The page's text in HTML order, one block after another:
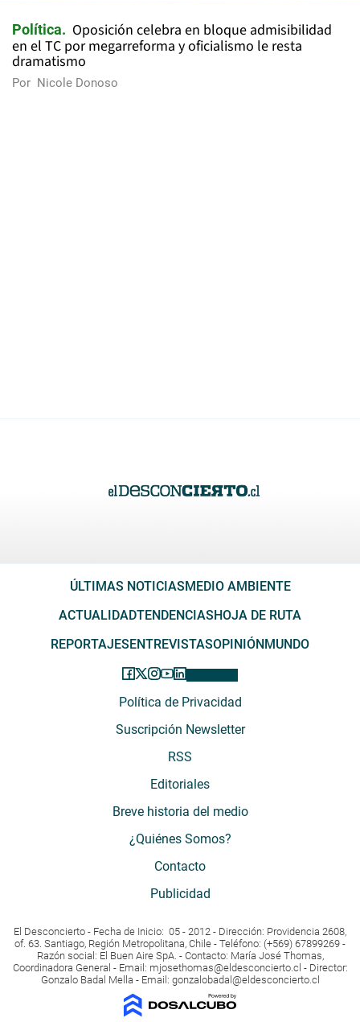
Política
Oposición celebra en bloque admisibilidad
en el TC por megarreforma y oficialismo le resta
dramatismo
Por Nicole Donoso
ÚLTIMAS NOTICIASMEDIO AMBIENTE
ACTUALIDADTENDENCIASHOJA DE RUTA
REPORTAJESENTREVISTASOPINIÓNMUNDO
Política de Privacidad
Suscripción Newsletter
RSS
Editoriales
Breve historia del medio
¿Quiénes Somos?
Contacto
Publicidad
El Desconcierto - Fecha de Inicio: 05 - 2012 - Dirección: Providencia 2608,
of. 63. Santiago, Región Metropolitana, Chile - Teléfono: (+569) 67899269 -
Razón social: El Buen Aire SpA. - Contacto: María José Thomas,
Coordinadora General - Email: mjosethomas@eldesconcierto.cl - Director:
Gonzalo Badal Mella - Email: gonzalobadal@eldesconcierto.cl